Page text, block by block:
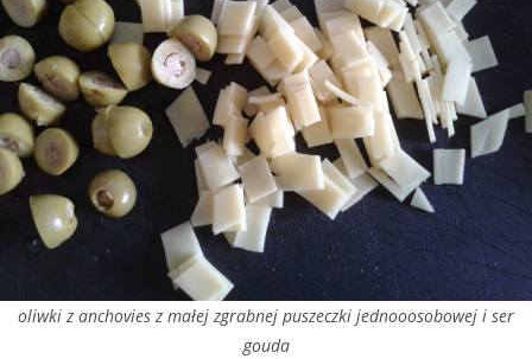
oliwki z anchovies z małej zgrabnej puszeczki jednooosobowej i ser
gouda